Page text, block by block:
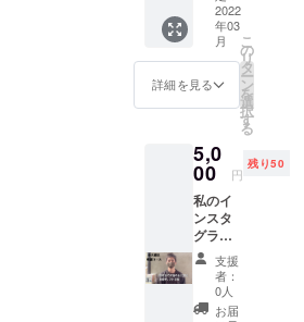
のを24
時間宣
伝させ
て頂き
ます。
のリ
ターン
写真に
て添付
してい
るので
参考に
して頂
ければ
と思い
送付さ
せて頂
きま
す。 写
真は宣
伝する
カフェ
屋さん
にて撮
影した
もの と
なりま
す。 宣
伝して
欲しい
ものは
ないけ
2022
年03
月
詳細を見る
こ
の
リ
タ
ー
ン
を
選
択
す
る
5,0
00 円
残り50
私のイ
ンスタ
グラム
アカウ
ントの
ストー
リーに
支援
者：
0人
お届